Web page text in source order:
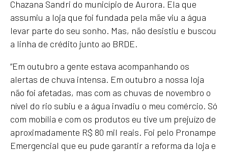
Chazana Sandri do município de Aurora. Ela que
assumiu a loja que foi fundada pela mãe viu a água
levar parte do seu sonho. Mas, não desistiu e buscou
a linha de crédito junto ao BRDE.
“Em outubro a gente estava acompanhando os
alertas de chuva intensa. Em outubro a nossa loja
não foi afetadas, mas com as chuvas de novembro o
nível do rio subiu e a água invadiu o meu comércio. Só
com mobília e com os produtos eu tive um prejuízo de
aproximadamente R$ 80 mil reais. Foi pelo Pronampe
Emergencial que eu pude garantir a reforma da loja e